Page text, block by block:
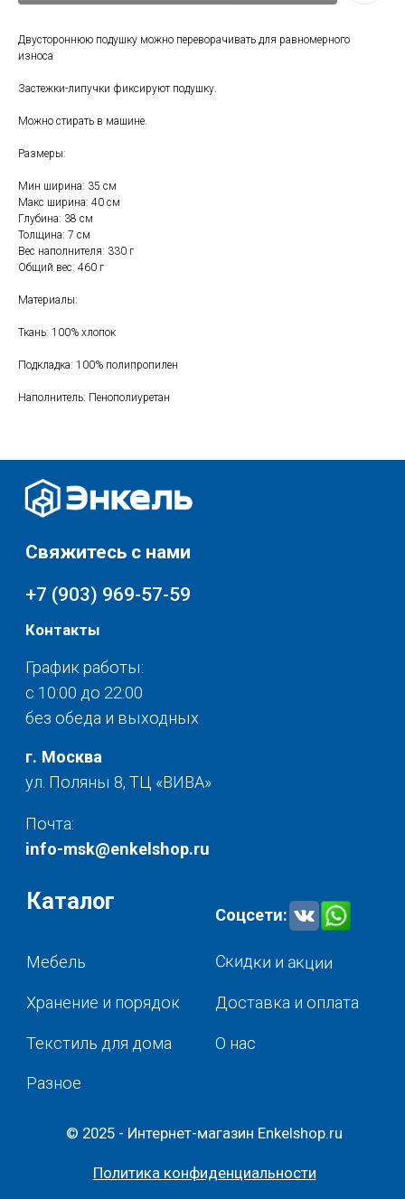
Двустороннюю подушку можно переворачивать для равномерного
износа
Застежки-липучки фиксируют подушку.
Можно стирать в машине.
Размеры:
Мин ширина: 35 см
Макс ширина: 40 см
Глубина: 38 см
Толщина: 7 см
Вес наполнителя: 330 г
Общий вес: 460 г
Материалы:
Ткань: 100% хлопок
Подкладка: 100% полипропилен
Наполнитель: Пенополиуретан
Хранение и порядок
Текстиль для дома О нас
График работы:
с 10:00 до 22:00
без обеда и выходных
+7 (903) 969-57-59
Контакты
Свяжитесь с нами
info-msk@enkelshop.ru
г. Москва
Политика конфиденциальности